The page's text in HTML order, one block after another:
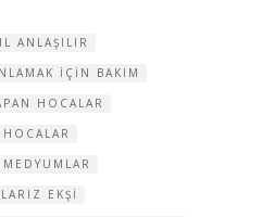
ANLAŞILIR
IÇIN BAKIM
HOCALAR
EKŞI